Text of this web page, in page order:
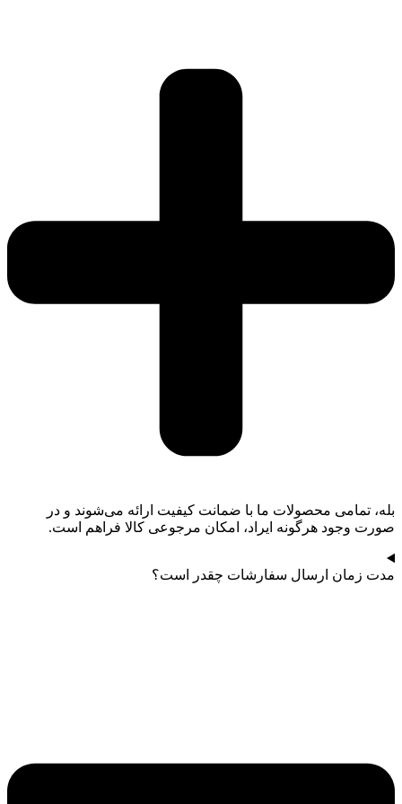
بله، تمامی محصولات ما با ضمانت کیفیت ارائه می‌شوند و در
صورت وجود هرگونه ایراد، امکان مرجوعی کالا فراهم است.
مدت زمان ارسال سفارشات چقدر است؟